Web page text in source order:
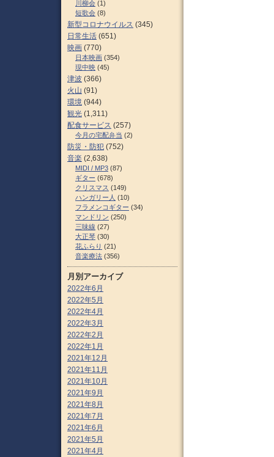
川柳会 (1)
短歌会 (8)
新型コロナウイルス (345)
日常生活 (651)
映画 (770)
日本映画 (354)
現中映 (45)
津波 (366)
火山 (91)
環境 (944)
観光 (1,311)
配食サービス (257)
今月の宅配弁当 (2)
防災・防犯 (752)
音楽 (2,638)
MIDI / MP3 (87)
ギター (678)
クリスマス (149)
ハンガリー人 (10)
フラメンコギター (34)
マンドリン (250)
三味線 (27)
大正琴 (30)
花ふらり (21)
音楽療法 (356)
月別アーカイブ
2022年6月
2022年5月
2022年4月
2022年3月
2022年2月
2022年1月
2021年12月
2021年11月
2021年10月
2021年9月
2021年8月
2021年7月
2021年6月
2021年5月
2021年4月